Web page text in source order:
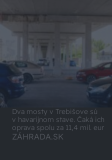
Dva mosty v Trebišove sú
v havarijnom stave. Čaká ich
oprava spolu za 11,4 mil. eur
ZÁHRADA.SK